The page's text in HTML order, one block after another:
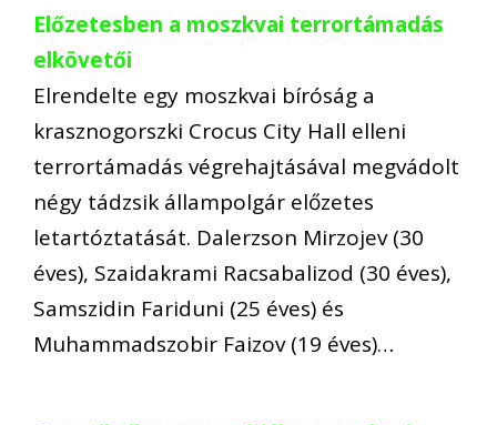
Előzetesben a moszkvai terrortámadás
elkövetői
Elrendelte egy moszkvai bíróság a
krasznogorszki Crocus City Hall elleni
terrortámadás végrehajtásával megvádolt
négy tádzsik állampolgár előzetes
letartóztatását. Dalerzson Mirzojev (30
éves), Szaidakrami Racsabalizod (30 éves),
Samszidin Fariduni (25 éves) és
Muhammadszobir Faizov (19 éves)…